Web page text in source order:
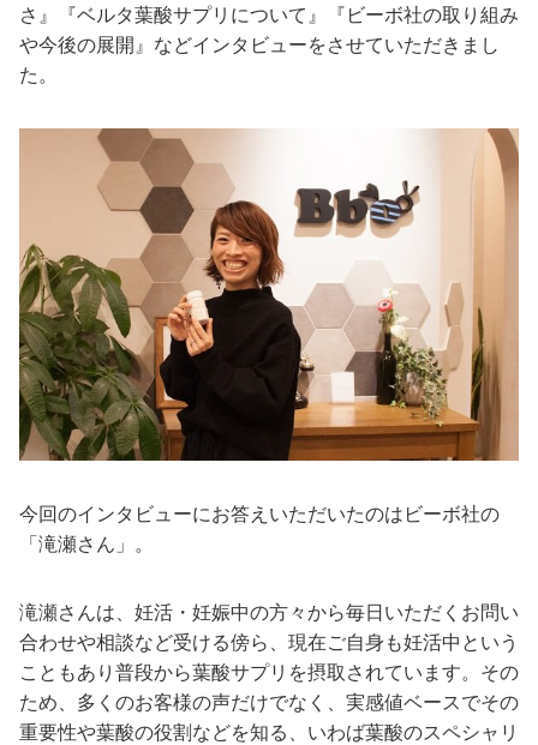
さ』『ベルタ葉酸サプリについて』『ビーボ社の取り組み
や今後の展開』などインタビューをさせていただきまし
た。
今回のインタビューにお答えいただいたのはビーボ社の
「滝瀬さん」。
滝瀬さんは、妊活・妊娠中の方々から毎日いただくお問い
合わせや相談など受ける傍ら、現在ご自身も妊活中という
こともあり普段から葉酸サプリを摂取されています。その
ため、多くのお客様の声だけでなく、実感値ベースでその
重要性や葉酸の役割などを知る、いわば葉酸のスペシャリ